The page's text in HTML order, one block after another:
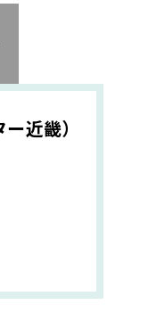
近畿）